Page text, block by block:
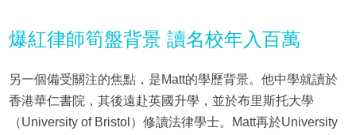
爆紅律師筍盤背景 讀名校年入百萬
另一個備受關注的焦點，是Matt的學歷背景。他中學就讀於
香港華仁書院，其後遠赴英國升學，並於布里斯托大學
（University of Bristol）修讀法律學士。Matt再於University